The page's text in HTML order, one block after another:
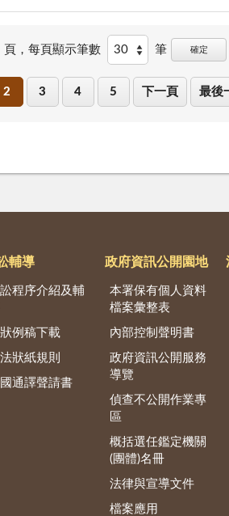
頁，每頁顯示筆數 筆 確定
2 3 4 5 下一頁 最後
輔導
程序介紹及輔
例稿下載
狀紙規則
通譯聲請書
政府資訊公開園地
本署保有個人資料
檔案彙整表
內部控制聲明書
政府資訊公開服務
導覽
偵查不公開作業專
區
概括選任鑑定機關
(團體)名冊
法律與宣導文件
檔案應用